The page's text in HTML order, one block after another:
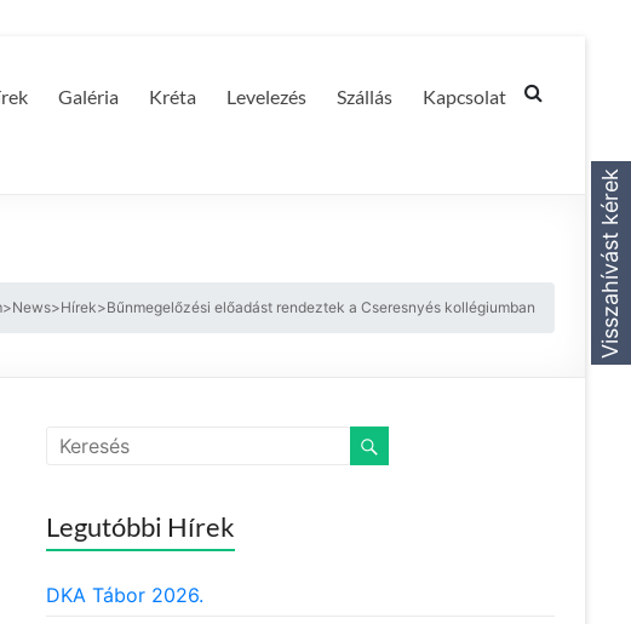
Galéria Kréta Levelezés Szállás Kapcsolat
>News>Hírek>Bűnmegelőzési előadást rendeztek a Cseresnyés kollégiumban
Legutóbbi Hírek
DKA Tábor 2026.
Visszahívást kérek